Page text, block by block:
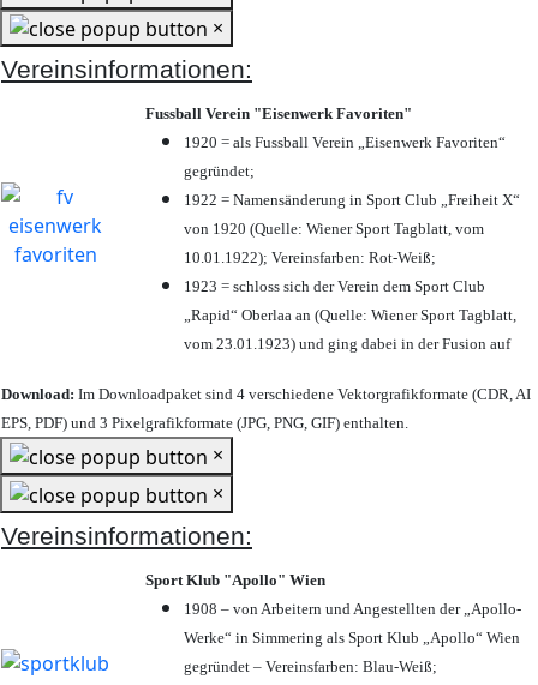
×
Vereinsinformationen:
Fussball Verein "Eisenwerk Favoriten"
1920 = als Fussball Verein „Eisenwerk Favoriten“
gegründet;
1922 = Namensänderung in Sport Club „Freiheit X“
von 1920 (Quelle: Wiener Sport Tagblatt, vom
10.01.1922); Vereinsfarben: Rot-Weiß;
1923 = schloss sich der Verein dem Sport Club
„Rapid“ Oberlaa an (Quelle: Wiener Sport Tagblatt,
vom 23.01.1923) und ging dabei in der Fusion auf
Download: Im Downloadpaket sind 4 verschiedene Vektorgrafikformate (CDR, AI
EPS, PDF) und 3 Pixelgrafikformate (JPG, PNG, GIF) enthalten.
×
×
Vereinsinformationen:
Sport Klub "Apollo" Wien
1908 – von Arbeitern und Angestellten der „Apollo-
Werke“ in Simmering als Sport Klub „Apollo“ Wien
gegründet – Vereinsfarben: Blau-Weiß;